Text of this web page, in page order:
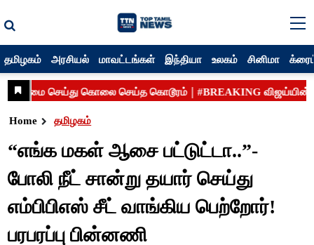
தமிழகம் அரசியல் மாவட்டங்கள் இந்தியா உலகம் சினிமா
Home தமிழகம்
“எங்க மகள் ஆசை பட்டுட்டா..”-
போலி நீட் சான்று தயார் செய்து
எம்பிபிஎஸ் சீட் வாங்கிய பெற்றோர்!
பரபரப்பு பின்னணி